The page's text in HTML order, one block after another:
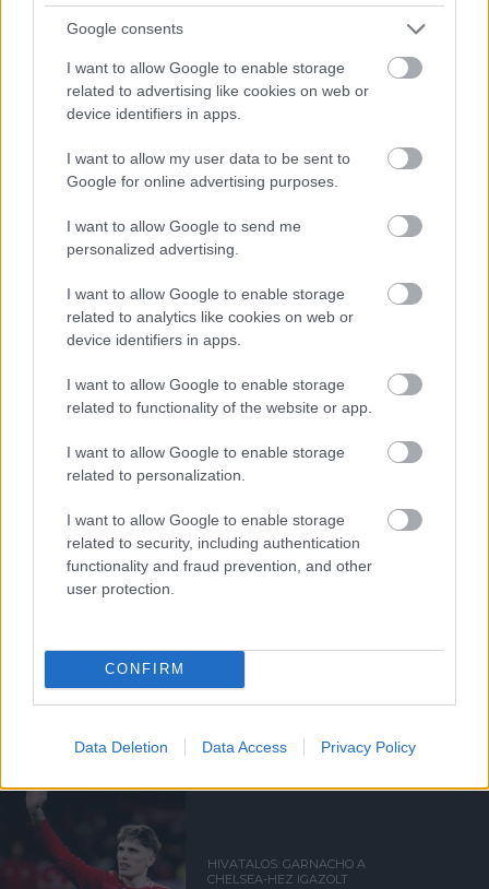
Google consents
I want to allow Google to enable storage
related to advertising like cookies on web or
device identifiers in apps.
I want to allow my user data to be sent to
Google for online advertising purposes.
I want to allow Google to send me
personalized advertising.
I want to allow Google to enable storage
related to analytics like cookies on web or
device identifiers in apps.
I want to allow Google to enable storage
related to functionality of the website or app.
I want to allow Google to enable storage
related to personalization.
I want to allow Google to enable storage
related to security, including authentication
functionality and fraud prevention, and other
user protection.
CONFIRM
Data Deletion Data Access Privacy Policy
Paris Saint-Germainvs
Manchester United
Felkészülési szezon 4. mérkőzés
Nya Ullevi, Göteborg
1 nap 7 óra 51 perc 25 másodperc
Leeds UnitedvsManchester United
AC MilanvsManchester United2026-08-15 18:00
ELŐZŐ MÉRKŐZÉSEK
Támogatás
a ManUtdFanatics.hu működését!
Kapcsolódó hírek
ALEJANDRO GARNACHO
HIVATALOS: GARNACHO A
CHELSEA-HEZ IGAZOLT